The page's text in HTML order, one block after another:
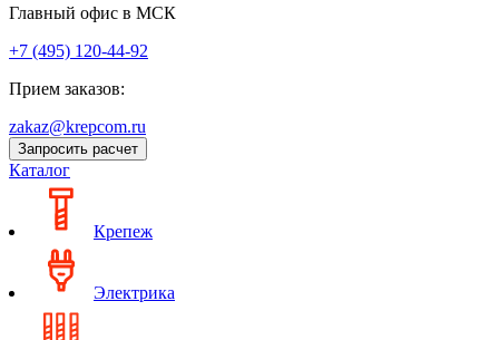
Главный офис в МСК
+7 (495) 120-44-92
Прием заказов:
zakaz@krepcom.ru
Запросить расчет
Каталог
Крепеж
Электрика